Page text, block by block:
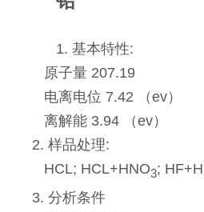
1. 基本特性:
原子量 207.19
电离电位 7.42 （ev）
离解能 3.94 （ev）
2. 样品处理:
HCL; HCL+HNO3;
3. 分析条件